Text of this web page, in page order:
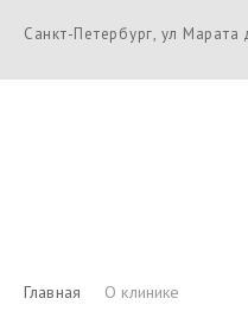
Санкт-Петербург, ул Марата
Главная О клинике